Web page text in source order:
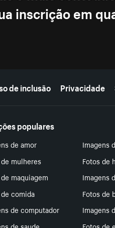
inscrição em
de inclusão Privacidade
populares
de amor Imagens
mulheres
Fotos de
maquiagem
Imagens
comida
Fotos de
de computador
Imagens